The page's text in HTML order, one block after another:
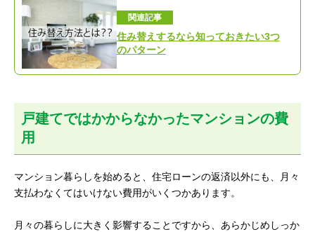
関連記事
住み替えするなら知っておきたい3つ
のパターン
戸建てではかからなかったマンションの費
用
マンション暮らしを始めると、住宅ローンの返済以外にも、月々
支払わなくてはいけない費用がいくつかあります。
月々の暮らしに大きく影響することですから、あらかじめしっか